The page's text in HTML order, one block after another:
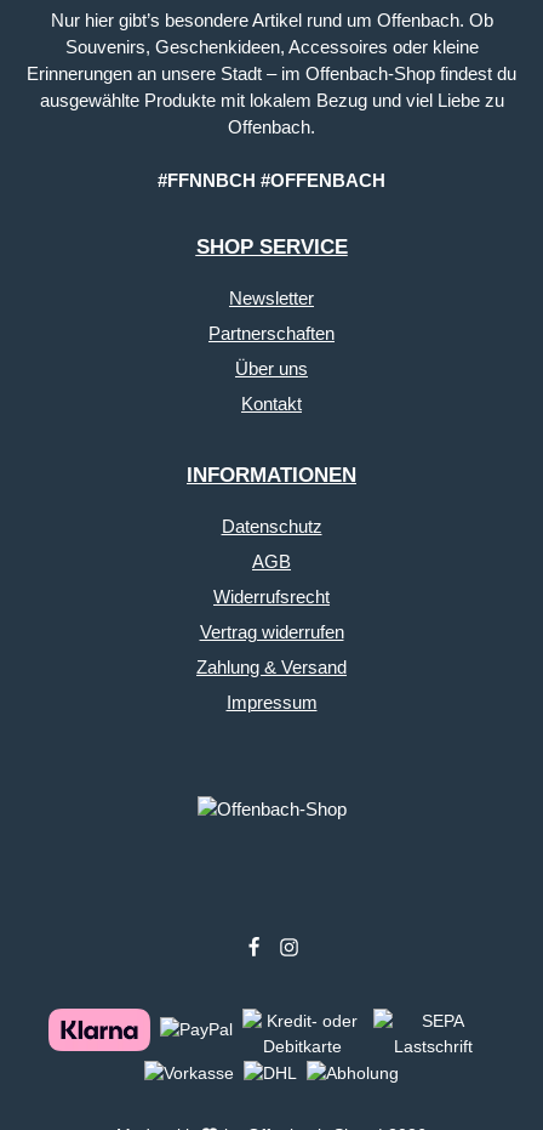
Nur hier gibt’s besondere Artikel rund um Offenbach. Ob
Souvenirs, Geschenkideen, Accessoires oder kleine
Erinnerungen an unsere Stadt – im Offenbach-Shop findest du
ausgewählte Produkte mit lokalem Bezug und viel Liebe zu
Offenbach.
#FFNNBCH #OFFENBACH
SHOP SERVICE
Newsletter
Partnerschaften
Über uns
Kontakt
INFORMATIONEN
Datenschutz
AGB
Widerrufsrecht
Vertrag widerrufen
Zahlung & Versand
Impressum